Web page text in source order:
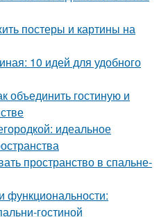
постеры и картины на
10 идей для удобного
объединить гостиную и
идеальное
пространство в спальне-
гостиной